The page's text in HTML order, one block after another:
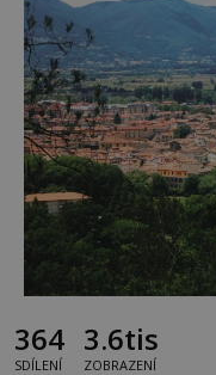
364
SDÍLENÍ
3.6tis
ZOBRAZENÍ